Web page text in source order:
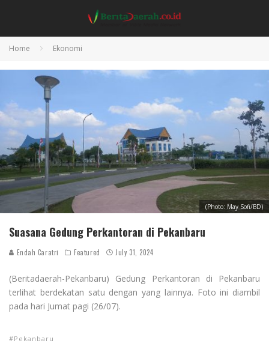
Home Ekonomi
(Photo: May Sofi/BD)
Suasana Gedung Perkantoran di Pekanbaru
Endah Caratri Featured July 31, 2024
(Beritadaerah-Pekanbaru) Gedung Perkantoran di Pekanbaru
terlihat berdekatan satu dengan yang lainnya. Foto ini diambil
pada hari Jumat pagi (26/07).
Pekanbaru